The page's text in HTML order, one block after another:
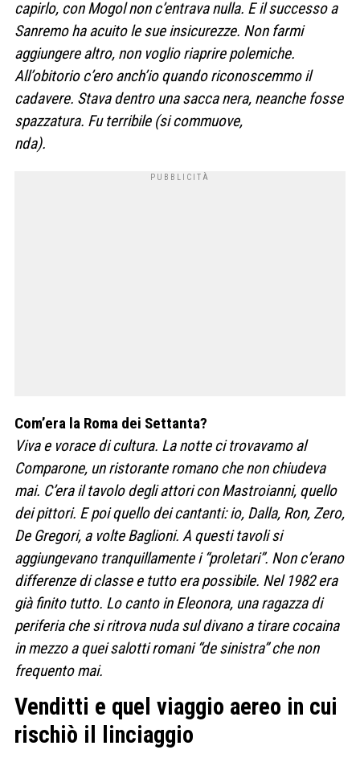
capirlo, con Mogol non c’entrava nulla. E il successo a
Sanremo ha acuito le sue insicurezze. Non farmi
aggiungere altro, non voglio riaprire polemiche.
All’obitorio c’ero anch’io quando riconoscemmo il
cadavere. Stava dentro una sacca nera, neanche fosse
spazzatura. Fu terribile (si commuove,
nda).
Com’era la Roma dei Settanta?
Viva e vorace di cultura. La notte ci trovavamo al
Comparone, un ristorante romano che non chiudeva
mai. C’era il tavolo degli attori con Mastroianni, quello
dei pittori. E poi quello dei cantanti: io, Dalla, Ron, Zero,
De Gregori, a volte Baglioni. A questi tavoli si
aggiungevano tranquillamente i “proletari”. Non c’erano
differenze di classe e tutto era possibile. Nel 1982 era
già finito tutto. Lo canto in Eleonora, una ragazza di
periferia che si ritrova nuda sul divano a tirare cocaina
in mezzo a quei salotti romani “de sinistra” che non
frequento mai.
Venditti e quel viaggio aereo in cui
rischiò il linciaggio